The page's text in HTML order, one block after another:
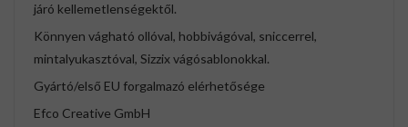
járó kellemetlenségektől.
Könnyen vágható ollóval, hobbivágóval, sniccerrel,
mintalyukasztóval, Sizzix vágósablonokkal.
Gyártó/első EU forgalmazó elérhetősége
Efco Creative GmbH